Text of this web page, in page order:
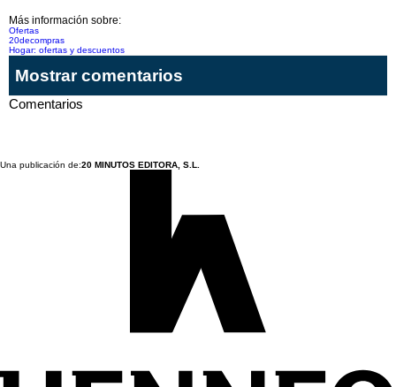
Más información sobre:
Ofertas
20decompras
Hogar: ofertas y descuentos
Mostrar comentarios
Comentarios
Una publicación de:20 MINUTOS EDITORA, S.L.